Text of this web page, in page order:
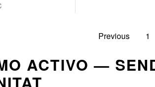
Previous 1
ACTIVO —